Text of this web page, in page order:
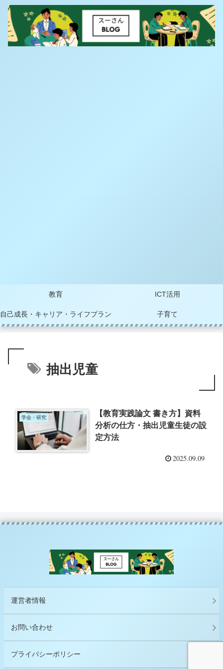
教育 ICT活用
自己成長・キャリア・ライフプラン 子育て
抽出児童
学会・研究
【教育実践論文 書き方】資料
分析の仕方・抽出児童生徒の設
定方法
2025.09.09
運営者情報
お問い合わせ
プライバシーポリシー